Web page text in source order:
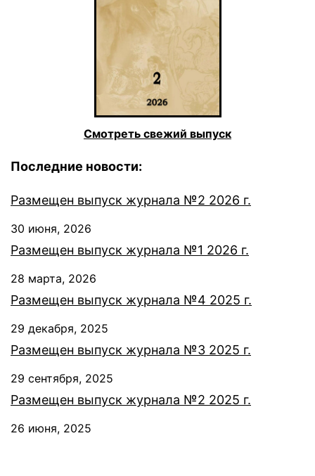
Смотреть свежий выпуск
Последние новости:
Размещен выпуск журнала №2 2026 г.
30 июня, 2026
Размещен выпуск журнала №1 2026 г.
28 марта, 2026
Размещен выпуск журнала №4 2025 г.
29 декабря, 2025
Размещен выпуск журнала №3 2025 г.
29 сентября, 2025
Размещен выпуск журнала №2 2025 г.
26 июня, 2025